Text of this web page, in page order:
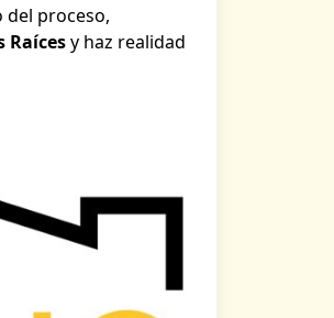
del proceso,
Raícesy haz realidad